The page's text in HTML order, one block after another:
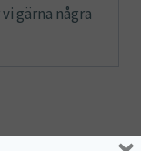
gärna några